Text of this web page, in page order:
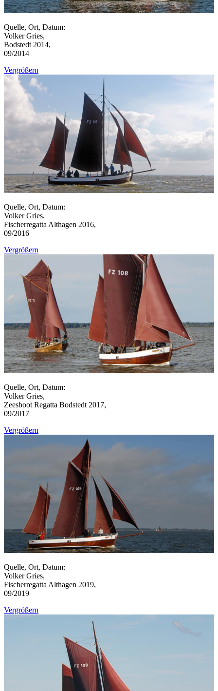
Quelle, Ort, Datum:
Volker Gries,
Bodstedt 2014,
09/2014
Vergrößern
Quelle, Ort, Datum:
Volker Gries,
Fischerregatta Althagen 2016,
09/2016
Vergrößern
Quelle, Ort, Datum:
Volker Gries,
Zeesboot Regatta Bodstedt 2017,
09/2017
Vergrößern
Quelle, Ort, Datum:
Volker Gries,
Fischerregatta Althagen 2019,
09/2019
Vergrößern